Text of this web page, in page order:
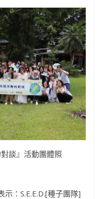
談』活動團體照
：S.E.E.D.[種子團隊]